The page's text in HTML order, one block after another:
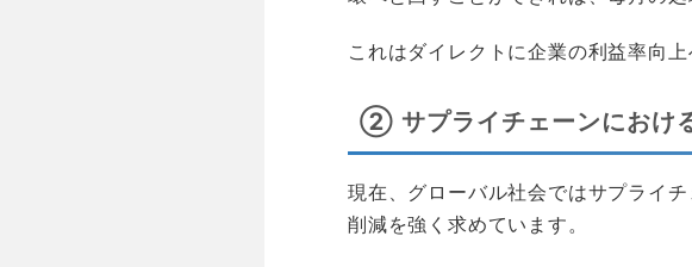
これはダイレクトに企業の利益率向上
② サプライチェーンにおけ
現在、グローバル社会ではサプライ
削減を強く求めています。